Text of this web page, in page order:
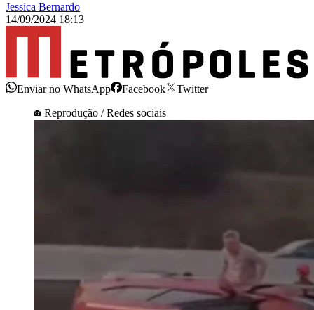
Jessica Bernardo
14/09/2024 18:13
Enviar no WhatsApp Facebook
Twitter
Reprodução / Redes sociais